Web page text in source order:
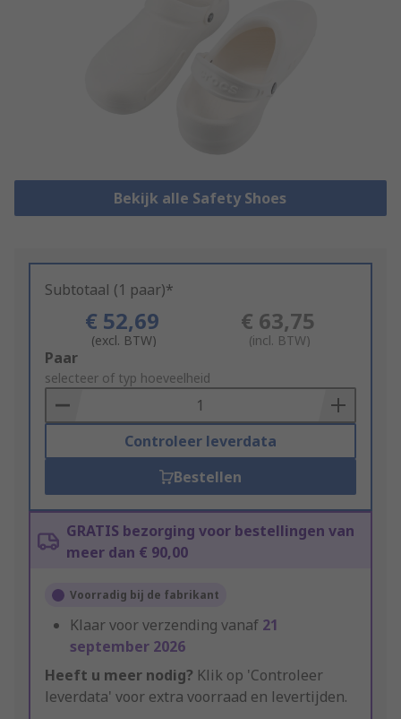
Bekijk alle Safety Shoes
Subtotaal (1 paar)*
€ 52,69
(excl. BTW)
€ 63,75
(incl. BTW)
Add
to
Basket
Paar
selecteer of typ hoeveelheid
Controleer leverdata
Bestellen
GRATIS bezorging voor bestellingen van
meer dan € 90,00
Voorradig bij de fabrikant
Klaar voor verzending vanaf 21
september 2026
Heeft u meer nodig? Klik op 'Controleer
leverdata' voor extra voorraad en levertijden.